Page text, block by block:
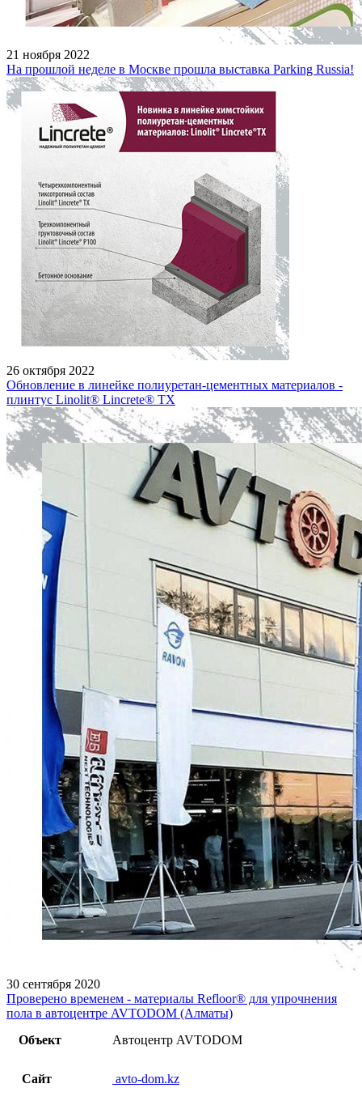
21 ноября 2022
На прошлой неделе в Москве прошла выставка Parking Russia!
26 октября 2022
Обновление в линейке полиуретан-цементных материалов -
плинтус Linolit® Lincrete® ТХ
30 сентября 2020
Проверено временем - материалы Refloor®️ для упрочнения
пола в автоцентре AVTODOM (Алматы)
Объект
Автоцентр AVTODOM
Сайт avto-dom.kz